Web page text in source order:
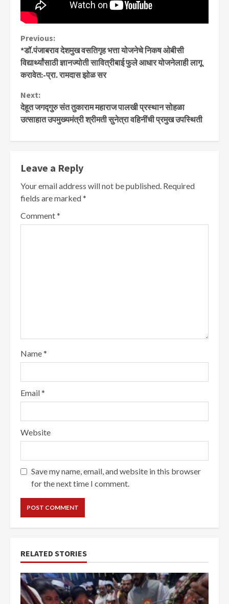
Continue
Reading
Previous:
*डॉ.पंजाबराव देशमुख वसतिगृह भत्ता योजनेचे निकष ओबीसी
विद्यार्थ्यांसाठी ज्ञानज्योती सावित्रीबाई फुले आधार योजनेलाही लागू
करावेत:-प्रा. रामदास झोळ सर
Next:
देहूत जगद्गुरु संत तुकाराम महाराज पालखी प्रस्थान सोहळा
उत्साहात उपमुख्यमंत्री श्रीमती सुनेत्रा वहिनींची प्रमुख उपस्थिती
Leave a Reply
Your email address will not be published. Required
fields are marked*
Comment*
Name*
Email*
Website
Save my name, email, and website in this browser
for the next time I comment.
RELATED STORIES